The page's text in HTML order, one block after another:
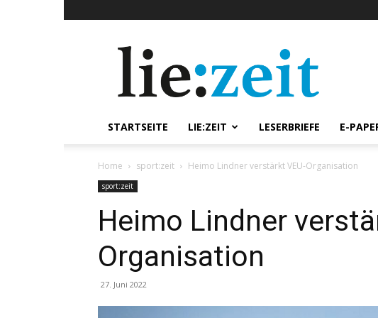
STARTSEITE LIE:ZEIT LESERBRIEFE E-
Home sport:zeit Heimo Lindner verstärkt VEU-Organisation
sport:zeit
Heimo Lindner
Organisation
27. Juni 2022